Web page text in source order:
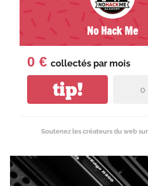
No Hack Me
0 € collectés par mois
tip! 0
Soutenez les créateurs du web sur